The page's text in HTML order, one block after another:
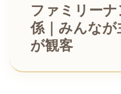
ファミリーナ
係｜みんな
が観客